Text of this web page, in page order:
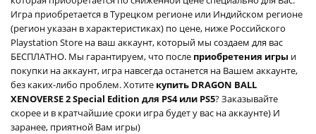
Игра приобретается в Турецком регионе или Индийском регионе
(регион указан в характеристиках) по цене, ниже Российского
Playstation Store на ваш аккаунт, который мы создаем для вас
БЕСПЛАТНО. Мы гарантируем, что после приобретения игры и
покупки на аккаунт, игра навсегда останется на Вашем аккаунте,
без каких-либо проблем. Хотите купить DRAGON BALL
XENOVERSE 2 Special Edition для PS4 или PS5? Заказывайте
скорее и в кратчайшие сроки игра будет у вас на аккаунте) И
заранее, приятной Вам игры)